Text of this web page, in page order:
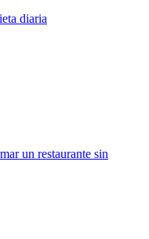
diaria
un restaurante sin